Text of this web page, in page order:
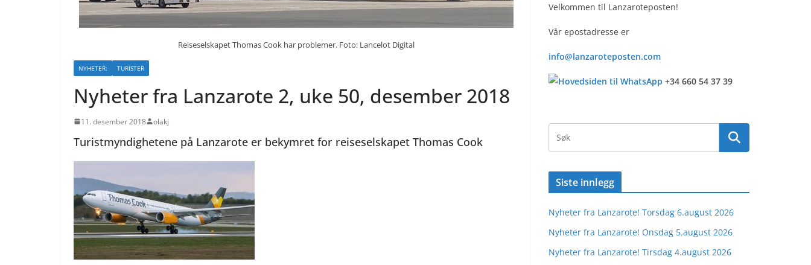
Reiseselskapet Thomas Cook har problemer. Foto: Lancelot Digital
NYHETER: TURISTER
Nyheter fra Lanzarote 2, uke 50, desember 2018
11. desember 2018 olakj
Turistmyndighetene på Lanzarote er bekymret for reiseselskapet Thomas Cook
Velkommen til Lanzaroteposten!
Vår epostadresse er
info@lanzaroteposten.com
+34 660 54 37 39
Siste innlegg
Nyheter fra Lanzarote! Torsdag 6.august 2026
Nyheter fra Lanzarote! Onsdag 5.august 2026
Nyheter fra Lanzarote! Tirsdag 4.august 2026